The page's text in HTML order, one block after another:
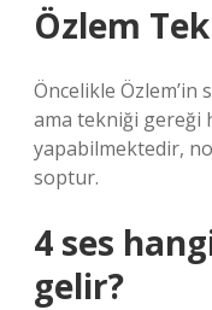
Özlem
Öncelikle
ama tekniği gereği
yapabilmektedir,
soptur.
4 ses
gelir?